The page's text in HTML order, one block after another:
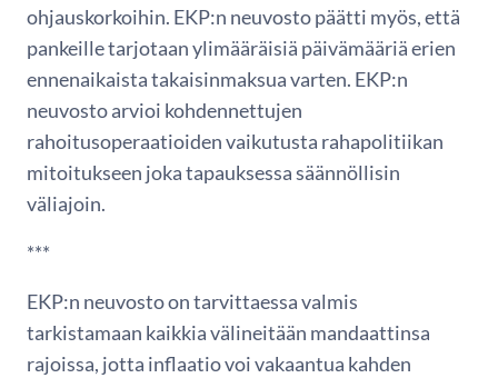
ohjauskorkoihin. EKP:n neuvosto päätti myös, että
pankeille tarjotaan ylimääräisiä päivämääriä erien
ennenaikaista takaisinmaksua varten. EKP:n
neuvosto arvioi kohdennettujen
rahoitusoperaatioiden vaikutusta rahapolitiikan
mitoitukseen joka tapauksessa säännöllisin
väliajoin.
***
EKP:n neuvosto on tarvittaessa valmis
tarkistamaan kaikkia välineitään mandaattinsa
rajoissa, jotta inflaatio voi vakaantua kahden